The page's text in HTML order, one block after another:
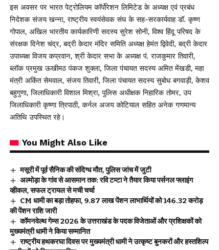
इस अवसर पर भारत पेट्रोलियम कॉर्पोरेशन लिमिटेड के अध्यक्ष एवं प्रबंध
निदेशक संजय खन्ना, राष्ट्रीय स्वयंसेवक संघ के सह-सरकार्यवाह डॉ. कृष्ण
गोपाल, अखिल भारतीय कार्यकारिणी सदस्य सुरेश सोनी, विश्व हिंदू परिषद के
संरक्षक दिनेश चंद्र, बद्री केदार मंदिर समिति अध्यक्ष हेमंत द्विवेदी, बद्री केदार
उपाध्यक्ष विजय कप्रवान, श्री केदार सभा के अध्यक्ष पं. राजकुमार तिवारी,
ब्लॉक प्रमुख ऊखीमठ पंकज शुक्ला, जिला पंचायत सदस्य अमित मेंखडी, महा
मंत्री अकिंत सेमवाल, संजय तिवारी, जिला पंचायत सदस्य सुबोध बगवाड़ी, केशव
बहुगुणा, जिलाधिकारी विशाल मिश्रा, पुलिस अधीक्षक निहारिक तोमर, उप
जिलाधिकारी कृष्णा त्रिपाठी, कर्नल अजय कोटियाल सहित अनेक गणमान्य
अतिथि उपस्थित रहे।
You Might Also Like
मसूरी में पूर्व सैनिक की संदिग्ध मौत, पुलिस जांच में जुटी
अल्मोड़ा के गांव से आसमान तक: रवि टम्टा ने तैयार किया पर्सनल फ्लाइंग
व्हीकल, सफल ट्रायल से मची चर्चा
CM धामी का बड़ा तोहफा, 9.87 लाख पेंशन लाभार्थियों को ₹146.32 करोड़
की पेंशन राशि जारी
कॉमनवेल्थ गेम्स 2026 के उत्तराखंड के पदक विजेताओं और प्रशिक्षकों को
मुख्यमंत्री धामी ने किया सम्मानित
राष्ट्रीय हथकरघा दिवस पर मुख्यमंत्री धामी ने उत्कृष्ट बुनकरों और हस्तशिल्प